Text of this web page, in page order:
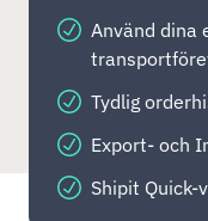
Använd dina
Tydlig
Export- och
Shipit Quick-